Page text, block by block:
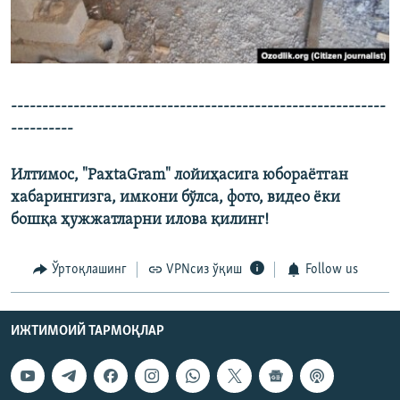
​------------------------------------------------------------
----------
Илтимос, "PaxtaGram" лойиҳасига юбораётган
хабарингизга, имкони бўлса, фото, видео ёки
бошқа ҳужжатларни илова қилинг!​
Ўртоқлашинг VPNсиз ўқиш Follow us
ИЖТИМОИЙ ТАРМОҚЛАР